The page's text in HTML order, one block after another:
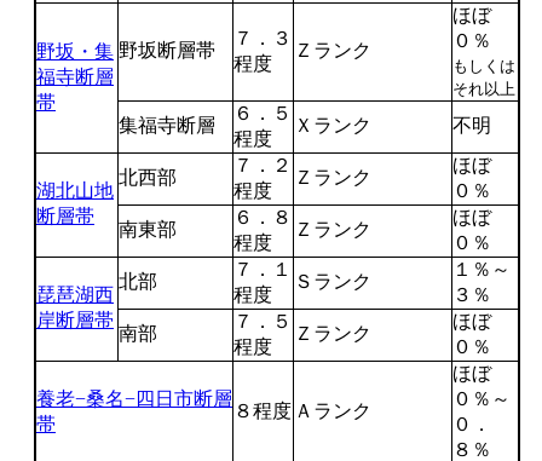
野坂・集
福寺断層
帯
野坂断層帯
７．３
程度
Ｚランク
ほぼ
０％
もしくは
それ以上
集福寺断層
６．５
程度
Ｘランク 不明
湖北山地
断層帯
北西部
７．２
程度
Ｚランク
ほぼ
０％
南東部
６．８
程度
Ｚランク
ほぼ
０％
琵琶湖西
岸断層帯
北部
７．１
程度
Ｓランク
１％～
３％
南部
７．５
程度
Ｚランク
ほぼ
０％
養老−桑名−四日市断層
帯
８程度 Ａランク
ほぼ
０％～
０．
８％